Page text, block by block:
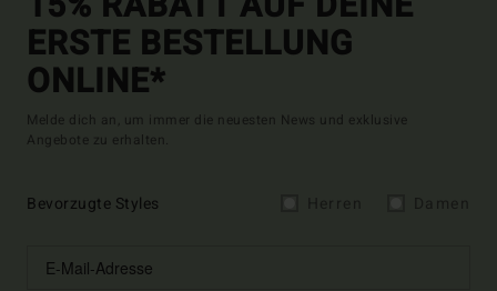
ERSTE BESTELLUNG
ONLINE*
Melde dich an, um immer die neuesten News und exklusive
Angebote zu erhalten.
Bevorzugte Styles